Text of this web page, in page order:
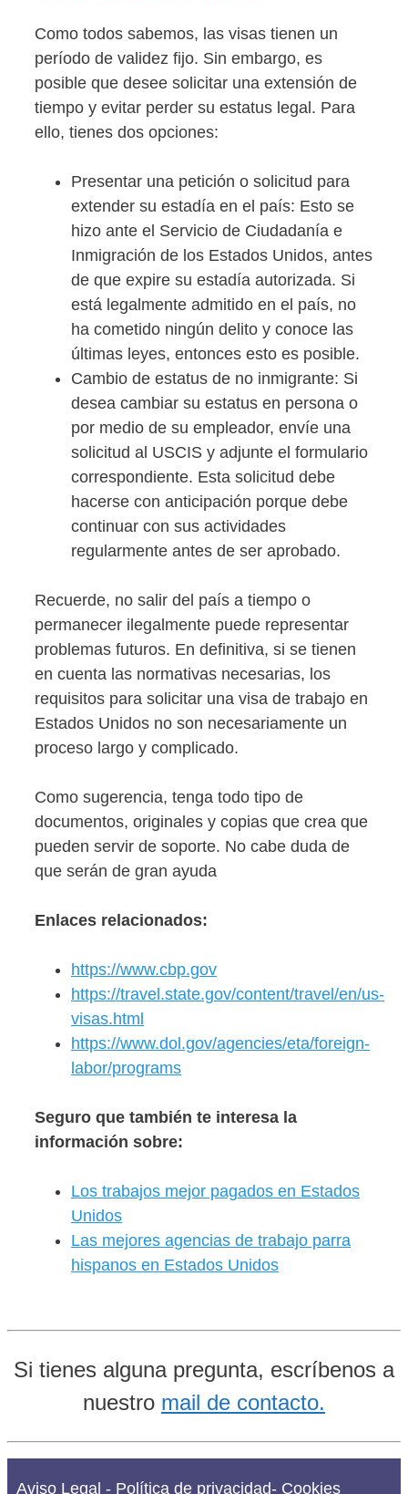
Como todos sabemos, las visas tienen un
período de validez fijo. Sin embargo, es
posible que desee solicitar una extensión de
tiempo y evitar perder su estatus legal. Para
ello, tienes dos opciones:
Presentar una petición o solicitud para
extender su estadía en el país: Esto se
hizo ante el Servicio de Ciudadanía e
Inmigración de los Estados Unidos, antes
de que expire su estadía autorizada. Si
está legalmente admitido en el país, no
ha cometido ningún delito y conoce las
últimas leyes, entonces esto es posible.
Cambio de estatus de no inmigrante: Si
desea cambiar su estatus en persona o
por medio de su empleador, envíe una
solicitud al USCIS y adjunte el formulario
correspondiente. Esta solicitud debe
hacerse con anticipación porque debe
continuar con sus actividades
regularmente antes de ser aprobado.
Recuerde, no salir del país a tiempo o
permanecer ilegalmente puede representar
problemas futuros. En definitiva, si se tienen
en cuenta las normativas necesarias, los
requisitos para solicitar una visa de trabajo en
Estados Unidos no son necesariamente un
proceso largo y complicado.
Como sugerencia, tenga todo tipo de
documentos, originales y copias que crea que
pueden servir de soporte. No cabe duda de
que serán de gran ayuda
Enlaces relacionados:
https://www.cbp.gov
https://travel.state.gov/content/travel/en/us-
visas.html
https://www.dol.gov/agencies/eta/foreign-
labor/programs
Seguro que también te interesa la
información sobre:
Los trabajos mejor pagados en Estados
Unidos
Las mejores agencias de trabajo parra
hispanos en Estados Unidos
Si tienes alguna pregunta, escríbenos a
nuestro mail de contacto.
Aviso Legal - Política de privacidad- Cookies